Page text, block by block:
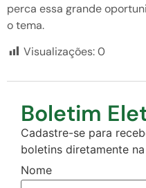
perca essa grande
o tema.
Visualizações:0
Boletim
Cadastre-se para
boletins diretamente
Nome